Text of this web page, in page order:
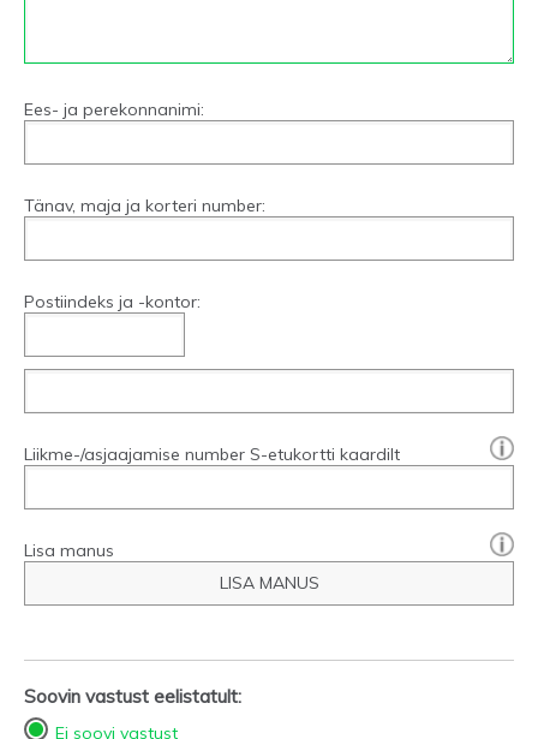
Ees- ja perekonnanimi:
Tänav, maja ja korteri number:
Postiindeks ja -kontor:
Liikme-/asjaajamise number S-etukortti kaardilt
Lisa manus
LISA MANUS
Soovin vastust eelistatult:
Ei soovi vastust